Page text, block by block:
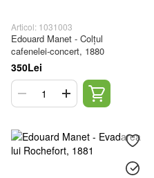
Articol: 1031003
Edouard Manet - Colțul
cafenelei-concert, 1880
350Lei